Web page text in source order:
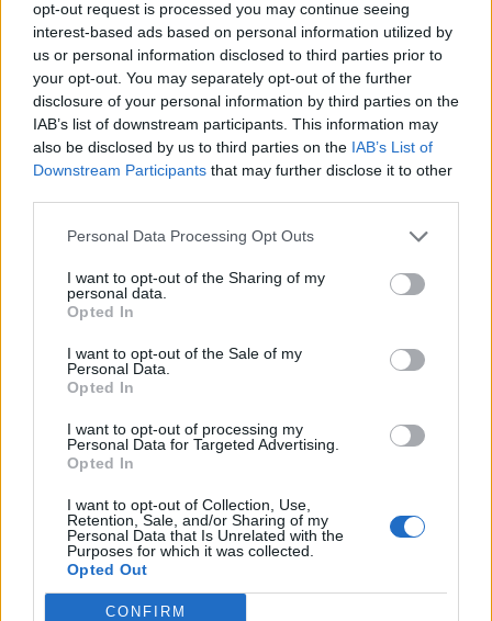
opt-out request is processed you may continue seeing
interest-based ads based on personal information utilized by
us or personal information disclosed to third parties prior to
your opt-out. You may separately opt-out of the further
disclosure of your personal information by third parties on the
IAB’s list of downstream participants. This information may
also be disclosed by us to third parties on the IAB’s List of
Downstream Participants that may further disclose it to other
Personal Data Processing Opt Outs
I want to opt-out of the Sharing of my
personal data.
Opted In
I want to opt-out of the Sale of my
Personal Data.
Opted In
I want to opt-out of processing my
Personal Data for Targeted Advertising.
Opted In
I want to opt-out of Collection, Use,
Retention, Sale, and/or Sharing of my
Personal Data that Is Unrelated with the
Purposes for which it was collected.
Opted Out
CONFIRM
Ακολουθήστε το Pink.gr στοGoogle Newsκαι
μάθετε πρώτοιτα πιο hot νέα.
Ακολουθήστε το Pink.gr και στο